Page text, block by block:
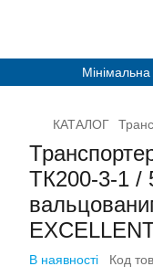
КАТАЛОГ
ТК200-3-1 /
В наявності Код